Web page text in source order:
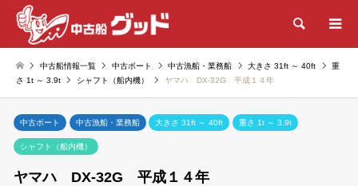
検索
中古船情報一覧 中古ボート 中古漁船・業務船 大きさ 31ft ～ 40ft
重
さ 1t ～ 3.9t
シャフト（船内機） ヤマハ DX-32G 平成１４年
中古ボート 中古漁船・業務船 大きさ 31ft ～ 40ft 重さ 1t ～ 3.9t
シャフト（船内機）
ヤマハ DX-32G 平成１４年